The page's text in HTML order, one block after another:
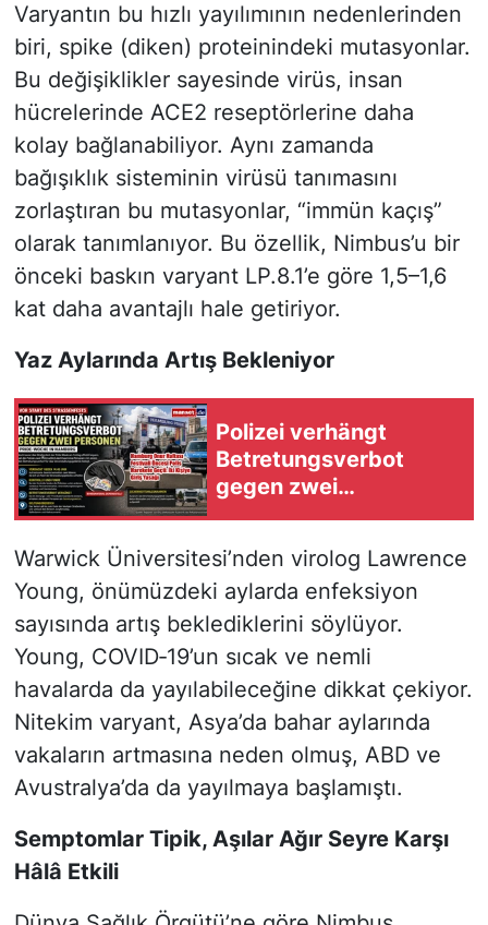
Varyantın bu hızlı yayılımının nedenlerinden
biri, spike (diken) proteinindeki mutasyonlar.
Bu değişiklikler sayesinde virüs, insan
hücrelerinde ACE2 reseptörlerine daha
kolay bağlanabiliyor. Aynı zamanda
bağışıklık sisteminin virüsü tanımasını
zorlaştıran bu mutasyonlar, “immün kaçış”
olarak tanımlanıyor. Bu özellik, Nimbus’u bir
önceki baskın varyant LP.8.1’e göre 1,5–1,6
kat daha avantajlı hale getiriyor.
Yaz Aylarında Artış Bekleniyor
Polizei verhängt
Betretungsverbot
gegen zwei
Verdächtige vor Pride-
Hamburg
Warwick Üniversitesi’nden virolog Lawrence
Young, önümüzdeki aylarda enfeksiyon
sayısında artış beklediklerini söylüyor.
Young, COVID‑19’un sıcak ve nemli
havalarda da yayılabileceğine dikkat çekiyor.
Nitekim varyant, Asya’da bahar aylarında
vakaların artmasına neden olmuş, ABD ve
Avustralya’da da yayılmaya başlamıştı.
Semptomlar Tipik, Aşılar Ağır Seyre Karşı
Hâlâ Etkili